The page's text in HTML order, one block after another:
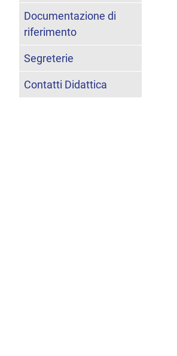
Documentazione di
riferimento
Segreterie
Contatti Didattica